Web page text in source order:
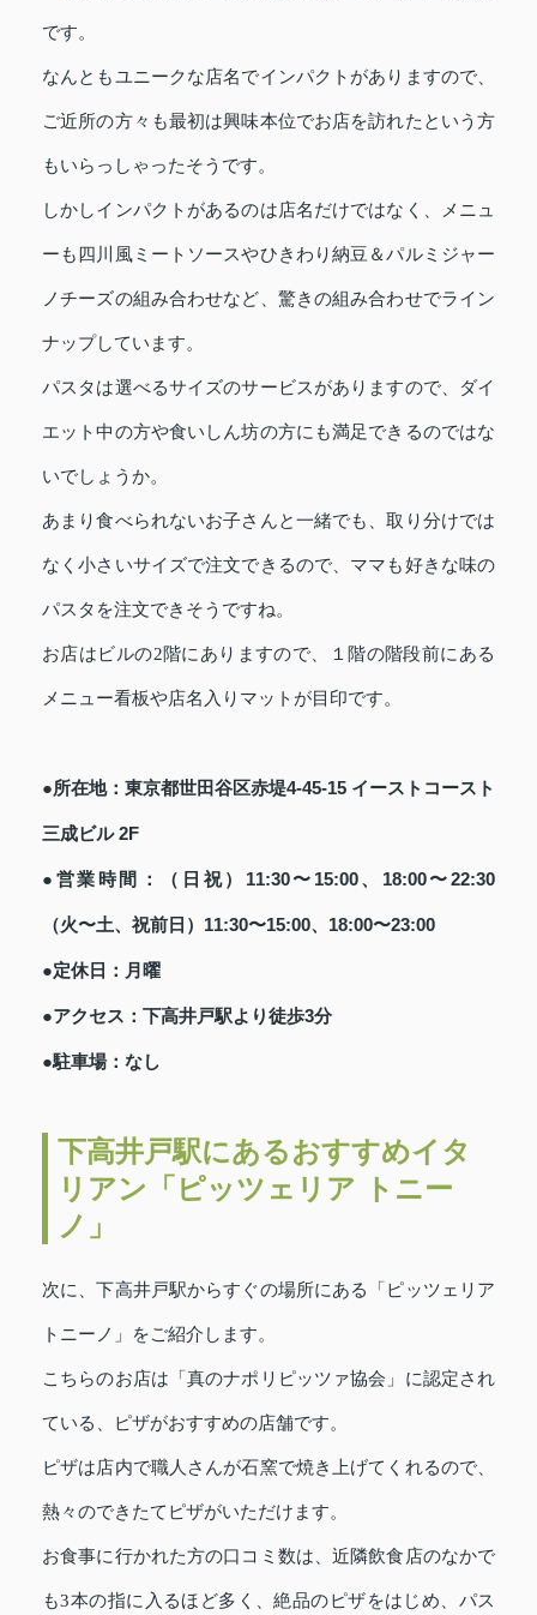
です。
なんともユニークな店名でインパクトがありますので、
ご近所の方々も最初は興味本位でお店を訪れたという方
もいらっしゃったそうです。
しかしインパクトがあるのは店名だけではなく、メニュ
ーも四川風ミートソースやひきわり納豆＆パルミジャー
ノチーズの組み合わせなど、驚きの組み合わせでライン
ナップしています。
パスタは選べるサイズのサービスがありますので、ダイ
エット中の方や食いしん坊の方にも満足できるのではな
いでしょうか。
あまり食べられないお子さんと一緒でも、取り分けでは
なく小さいサイズで注文できるので、ママも好きな味の
パスタを注文できそうですね。
お店はビルの2階にありますので、１階の階段前にある
メニュー看板や店名入りマットが目印です。
●所在地：東京都世田谷区赤堤4-45-15 イーストコースト
三成ビル 2F
●営業時間：（日祝）11:30〜15:00、18:00〜22:30
（火〜土、祝前日）11:30〜15:00、18:00〜23:00
●定休日：月曜
●アクセス：下高井戸駅より徒歩3分
●駐車場：なし
下高井戸駅にあるおすすめイタ
リアン「ピッツェリア トニー
ノ」
次に、下高井戸駅からすぐの場所にある「ピッツェリア
トニーノ」をご紹介します。
こちらのお店は「真のナポリピッツァ協会」に認定され
ている、ピザがおすすめの店舗です。
ピザは店内で職人さんが石窯で焼き上げてくれるので、
熱々のできたてピザがいただけます。
お食事に行かれた方の口コミ数は、近隣飲食店のなかで
も3本の指に入るほど多く、絶品のピザをはじめ、パス